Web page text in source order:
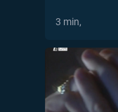
Sledujte nás
3 min,